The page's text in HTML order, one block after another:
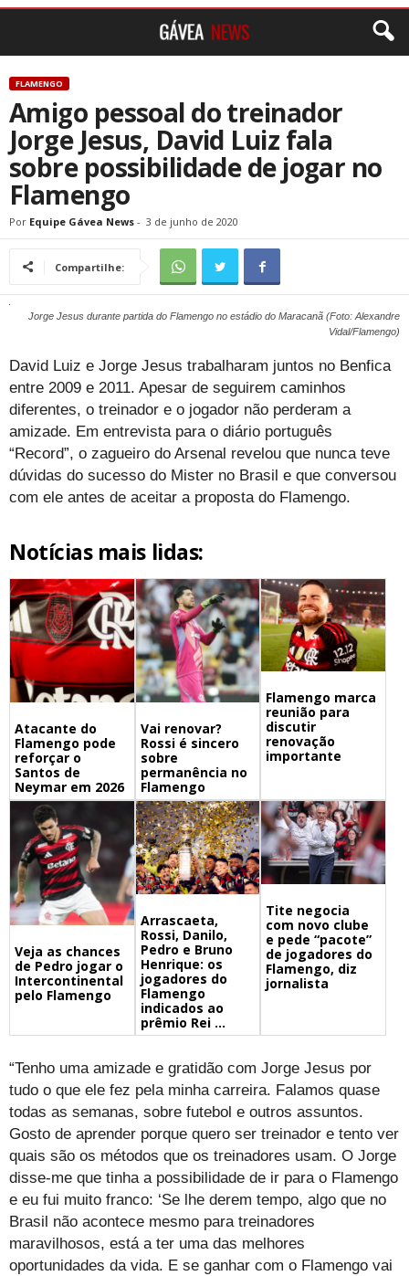
FLAMENGO
Amigo pessoal do treinador
Jorge Jesus, David Luiz fala
sobre possibilidade de jogar no
Flamengo
Por Equipe Gávea News - 3 de junho de 2020
Compartilhe:
Jorge Jesus durante partida do Flamengo no estádio do Maracanã (Foto: Alexandre
Vidal/Flamengo)
David Luiz e Jorge Jesus trabalharam juntos no Benfica
entre 2009 e 2011. Apesar de seguirem caminhos
diferentes, o treinador e o jogador não perderam a
amizade. Em entrevista para o diário português
“Record”, o zagueiro do Arsenal revelou que nunca teve
dúvidas do sucesso do Mister no Brasil e que conversou
com ele antes de aceitar a proposta do Flamengo.
Notícias mais lidas:
Atacante do
Flamengo pode
reforçar o
Santos de
Neymar em 2026
Vai renovar?
Rossi é sincero
sobre
permanência no
Flamengo
Flamengo marca
reunião para
discutir
renovação
importante
Veja as chances
de Pedro jogar o
Intercontinental
pelo Flamengo
Arrascaeta,
Rossi, Danilo,
Pedro e Bruno
Henrique: os
jogadores do
Flamengo
indicados ao
prêmio Rei ...
Tite negocia
com novo clube
e pede “pacote”
de jogadores do
Flamengo, diz
jornalista
“Tenho uma amizade e gratidão com Jorge Jesus por
tudo o que ele fez pela minha carreira. Falamos quase
todas as semanas, sobre futebol e outros assuntos.
Gosto de aprender porque quero ser treinador e tento ver
quais são os métodos que os treinadores usam. O Jorge
disse-me que tinha a possibilidade de ir para o Flamengo
e eu fui muito franco: ‘Se lhe derem tempo, algo que no
Brasil não acontece mesmo para treinadores
maravilhosos, está a ter uma das melhores
oportunidades da vida. E se ganhar com o Flamengo vai